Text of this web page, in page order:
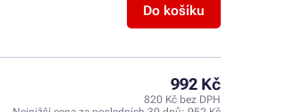
Do košíku
992 Kč
820 Kč bez DPH